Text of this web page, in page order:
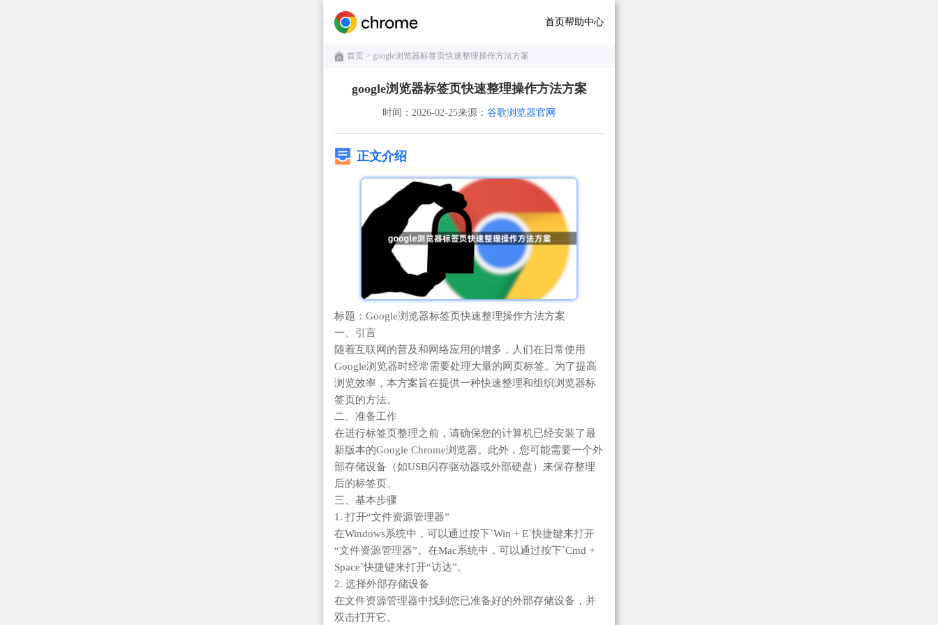
首页帮助中心
首页 > google浏览器标签页快速整理操作方法方案
google浏览器标签页快速整理操作方法方案
时间：2026-02-25来源： 谷歌浏览器官网
正文介绍
标题：Google浏览器标签页快速整理操作方法方案
一、引言
随着互联网的普及和网络应用的增多，人们在日常使用
Google浏览器时经常需要处理大量的网页标签。为了提高
浏览效率，本方案旨在提供一种快速整理和组织浏览器标
签页的方法。
二、准备工作
在进行标签页整理之前，请确保您的计算机已经安装了最
新版本的Google Chrome浏览器。此外，您可能需要一个外
部存储设备（如USB闪存驱动器或外部硬盘）来保存整理
后的标签页。
三、基本步骤
1. 打开“文件资源管理器”
在Windows系统中，可以通过按下`Win + E`快捷键来打开
“文件资源管理器”。在Mac系统中，可以通过按下`Cmd +
Space`快捷键来打开“访达”。
2. 选择外部存储设备
在文件资源管理器中找到您已准备好的外部存储设备，并
双击打开它。